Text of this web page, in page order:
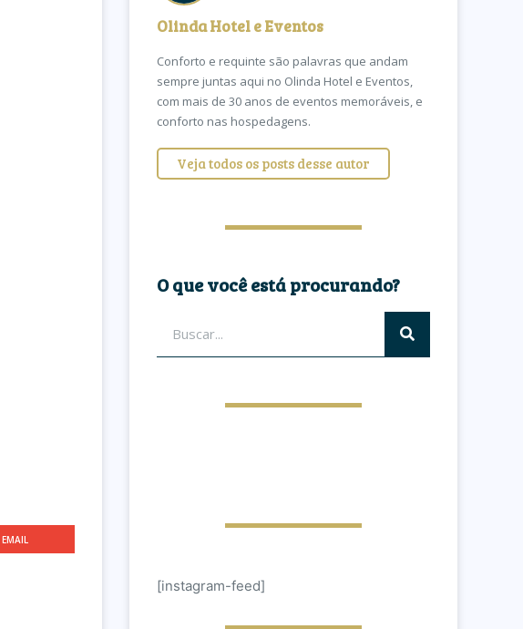
EMAIL
Olinda Hotel e Eventos
Conforto e requinte são palavras que andam
sempre juntas aqui no Olinda Hotel e Eventos,
com mais de 30 anos de eventos memoráveis, e
conforto nas hospedagens.
Veja todos os posts desse autor
O que você está procurando?
[instagram-feed]